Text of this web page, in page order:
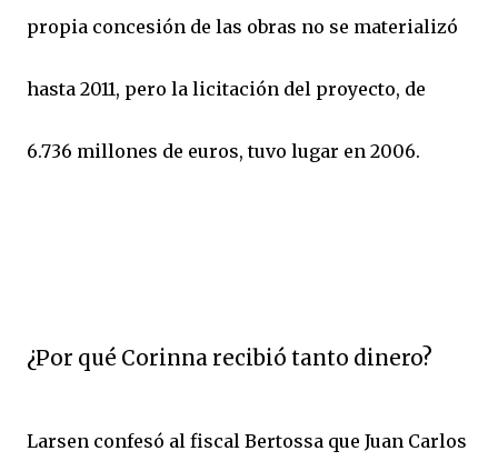
propia concesión de las obras no se materializó
hasta 2011, pero la licitación del proyecto, de
6.736 millones de euros, tuvo lugar en 2006.
¿Por qué Corinna recibió tanto dinero?
Larsen confesó al fiscal Bertossa que Juan Carlos